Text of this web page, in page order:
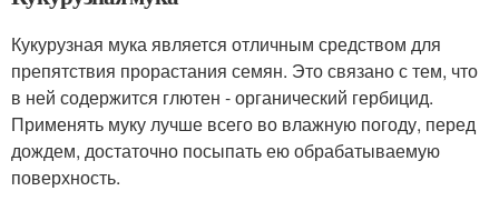
Кукурузная мука является отличным средством для
препятствия прорастания семян. Это связано с тем, что
в ней содержится глютен - органический гербицид.
Применять муку лучше всего во влажную погоду, перед
дождем, достаточно посыпать ею обрабатываемую
поверхность.